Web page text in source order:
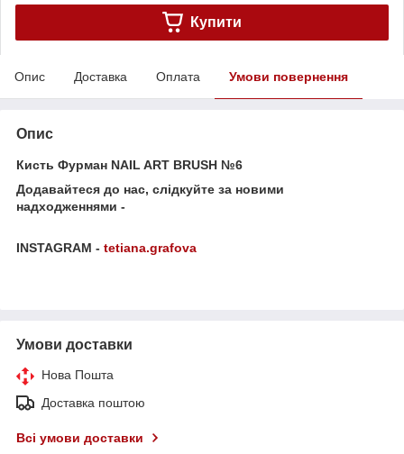
Купити
Опис Доставка Оплата Умови повернення
Опис
Кисть Фурман NAIL ART BRUSH №6
Додавайтеся до нас, слідкуйте за новими
надходженнями -
INSTAGRAM - tetiana.grafova
Умови доставки
Нова Пошта
Доставка поштою
Всі умови доставки